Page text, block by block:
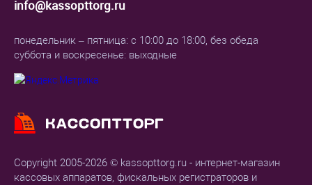
Copyright 2005-2026 © kassopttorg.ru - интернет-магазин
кассовых аппаратов, фискальных регистраторов и
info@kassopttorg.ru
понедельник – пятница: с 10:00 до 18:00, без обеда
суббота и воскресенье: выходные